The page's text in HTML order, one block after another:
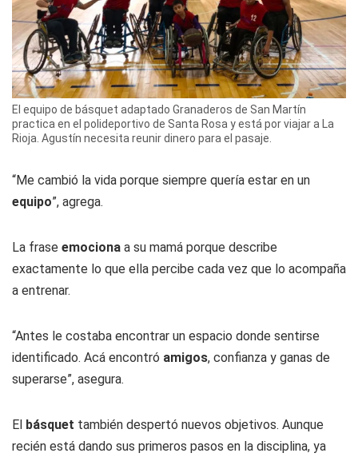
El equipo de básquet adaptado Granaderos de San Martín
practica en el polideportivo de Santa Rosa y está por viajar a La
Rioja. Agustín necesita reunir dinero para el pasaje.
“Me cambió la vida porque siempre quería estar en un
equipo”, agrega.
La frase emociona a su mamá porque describe
exactamente lo que ella percibe cada vez que lo acompaña
a entrenar.
“Antes le costaba encontrar un espacio donde sentirse
identificado. Acá encontró amigos, confianza y ganas de
superarse”, asegura.
El básquet también despertó nuevos objetivos. Aunque
recién está dando sus primeros pasos en la disciplina, ya